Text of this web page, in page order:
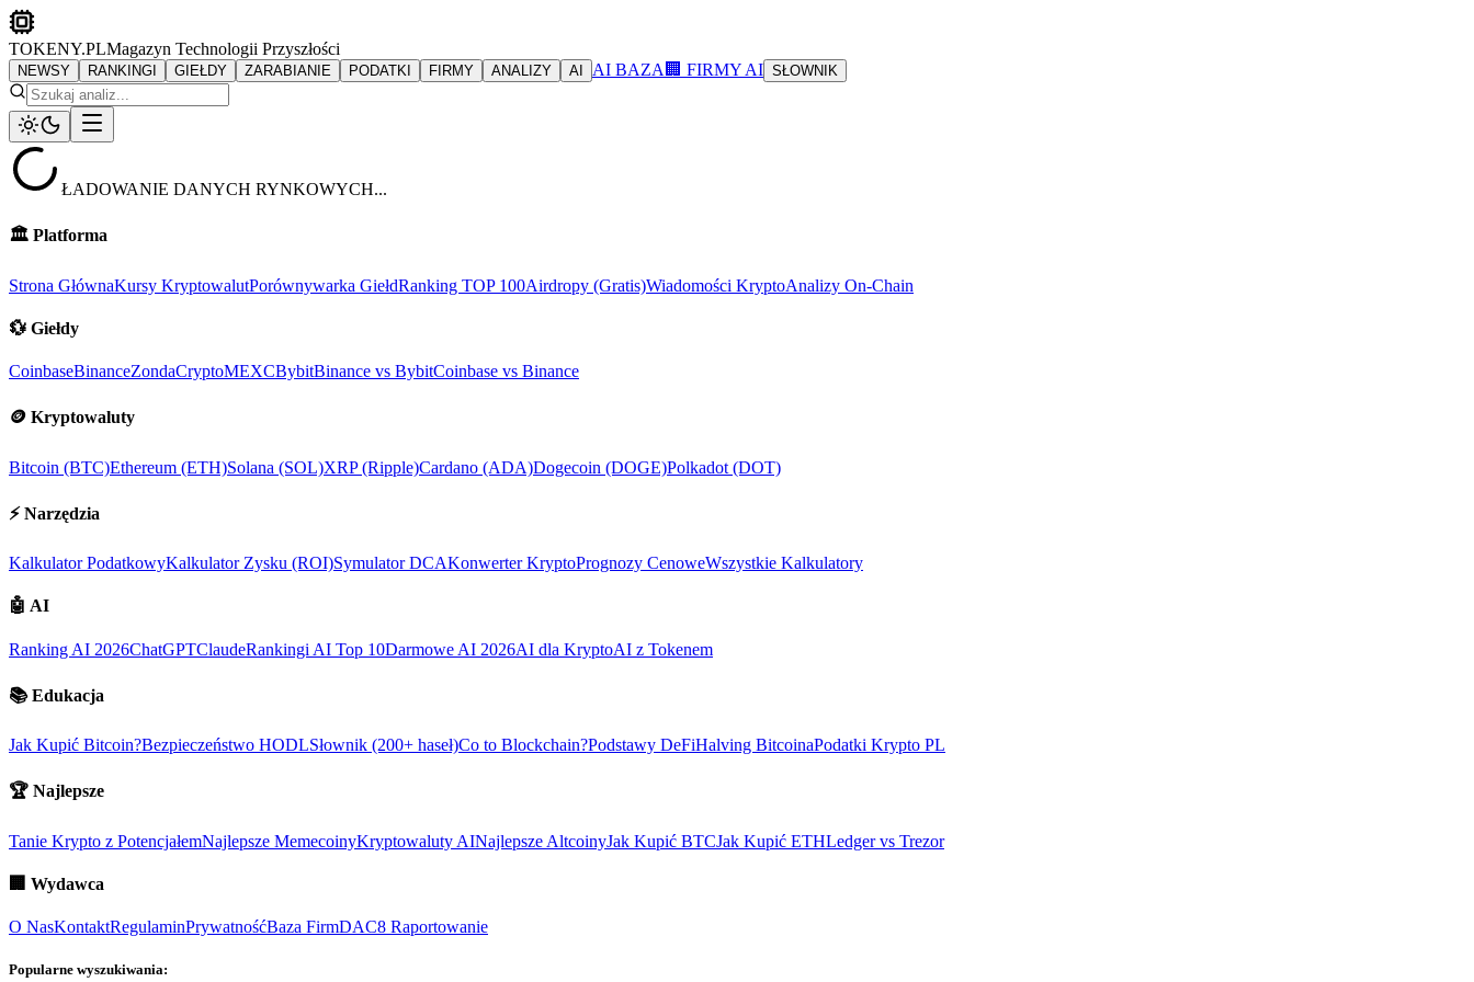
TOKENY.PLMagazyn Technologii Przyszłości
NEWSY RANKINGI GIEŁDY ZARABIANIE PODATKI FIRMY ANALIZY AI AI BAZA 🏢 FIRMY AI SŁOWNIK
ŁADOWANIE DANYCH RYNKOWYCH...
🏛️ Platforma
Strona GłównaKursy KryptowalutPorównywarka GiełdRanking TOP 100Airdropy (Gratis)Wiadomości KryptoAnalizy On-Chain
💱 Giełdy
CoinbaseBinanceZondaCryptoMEXCBybitBinance vs BybitCoinbase vs Binance
🪙 Kryptowaluty
Bitcoin (BTC)Ethereum (ETH)Solana (SOL)XRP (Ripple)Cardano (ADA)Dogecoin (DOGE)Polkadot (DOT)
⚡ Narzędzia
Kalkulator PodatkowyKalkulator Zysku (ROI)Symulator DCAKonwerter KryptoPrognozy CenoweWszystkie Kalkulatory
🤖 AI
Ranking AI 2026ChatGPTClaudeRankingi AI Top 10Darmowe AI 2026AI dla KryptoAI z Tokenem
📚 Edukacja
Jak Kupić Bitcoin?Bezpieczeństwo HODLSłownik (200+ haseł)Co to Blockchain?Podstawy DeFiHalving BitcoinaPodatki Krypto PL
🏆 Najlepsze
Tanie Krypto z PotencjałemNajlepsze MemecoinyKryptowaluty AINajlepsze AltcoinyJak Kupić BTCJak Kupić ETHLedger vs Trezor
🏢 Wydawca
O NasKontaktRegulaminPrywatnośćBaza FirmDAC8 Raportowanie
Popularne wyszukiwania: